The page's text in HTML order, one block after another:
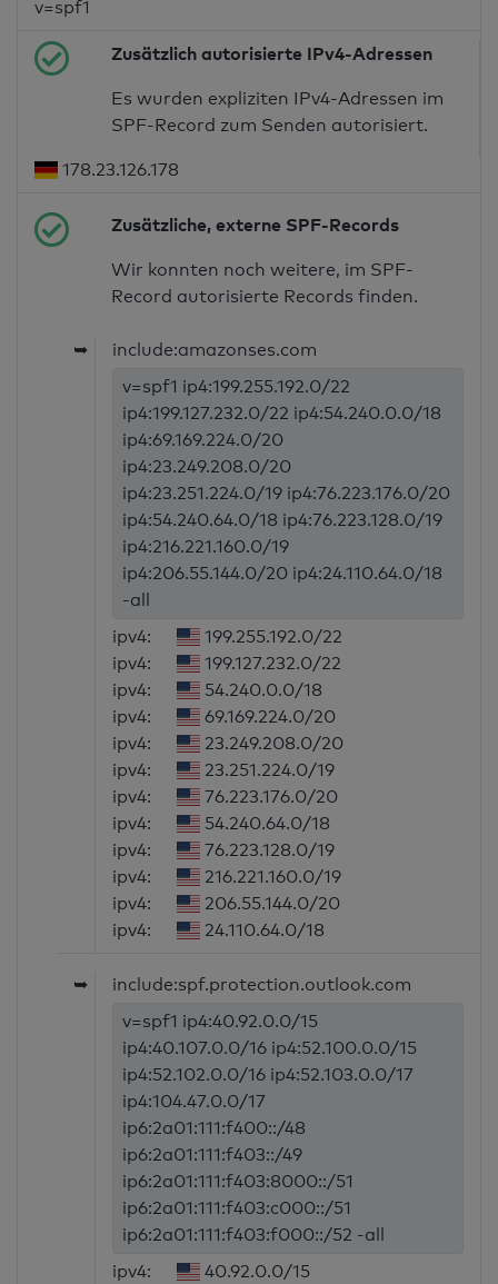
v=spf1
Zusätzlich autorisierte IPv4-Adressen
Es wurden expliziten IPv4-Adressen im
SPF-Record zum Senden autorisiert.
178.23.126.178
Zusätzliche, externe SPF-Records
Wir konnten noch weitere, im SPF-
Record autorisierte Records finden.
➥
include:amazonses.com
v=spf1 ip4:199.255.192.0/22
ip4:199.127.232.0/22 ip4:54.240.0.0/18
ip4:69.169.224.0/20
ip4:23.249.208.0/20
ip4:23.251.224.0/19 ip4:76.223.176.0/20
ip4:54.240.64.0/18 ip4:76.223.128.0/19
ip4:216.221.160.0/19
ip4:206.55.144.0/20 ip4:24.110.64.0/18
-all
ipv4:
199.255.192.0/22
ipv4:
199.127.232.0/22
ipv4:
54.240.0.0/18
ipv4:
69.169.224.0/20
ipv4:
23.249.208.0/20
ipv4:
23.251.224.0/19
ipv4:
76.223.176.0/20
ipv4:
54.240.64.0/18
ipv4:
76.223.128.0/19
ipv4:
216.221.160.0/19
ipv4:
206.55.144.0/20
ipv4:
24.110.64.0/18
➥
include:spf.protection.outlook.com
v=spf1 ip4:40.92.0.0/15
ip4:40.107.0.0/16 ip4:52.100.0.0/15
ip4:52.102.0.0/16 ip4:52.103.0.0/17
ip4:104.47.0.0/17
ip6:2a01:111:f400::/48
ip6:2a01:111:f403::/49
ip6:2a01:111:f403:8000::/51
ip6:2a01:111:f403:c000::/51
ip6:2a01:111:f403:f000::/52 -all
ipv4:
40.92.0.0/15